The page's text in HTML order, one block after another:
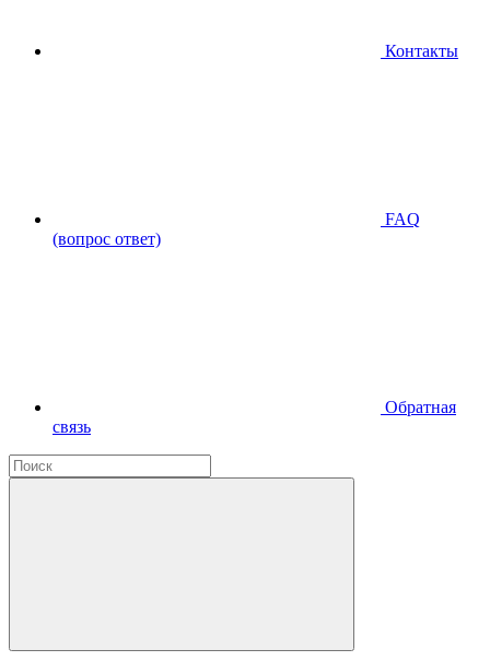
Контакты
FAQ
(вопрос ответ)
Обратная
связь